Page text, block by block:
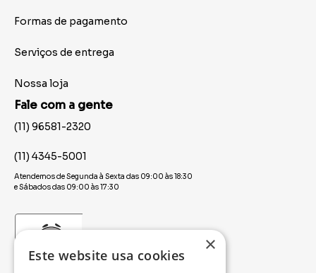
Formas de pagamento
Serviços de entrega
Nossa loja
Fale com a gente
(11) 96581-2320
(11) 4345-5001
Atendemos de Segunda à Sexta das 09:00 às 18:30
e Sábados das 09:00 às 17:30
×
Este website usa cookies